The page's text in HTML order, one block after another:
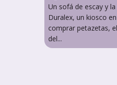
Un sofá de escay y la
Duralex, un kiosco
comprar petazetas,
del...